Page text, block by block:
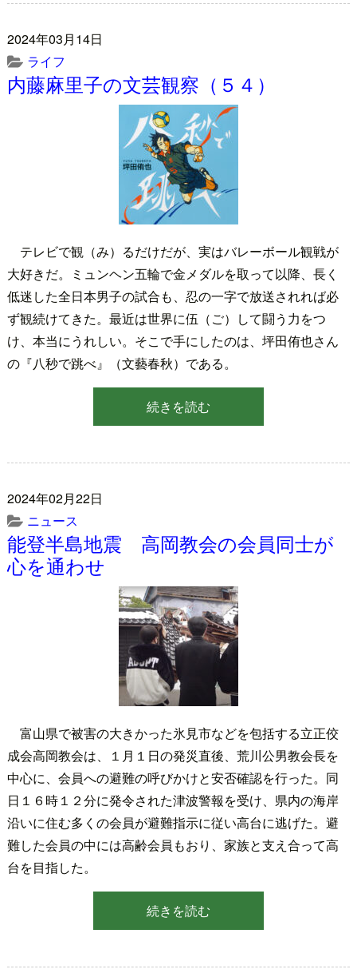
2024年03月14日
ライフ
内藤麻里子の文芸観察（５４）
テレビで観（み）るだけだが、実はバレーボール観戦が
大好きだ。ミュンヘン五輪で金メダルを取って以降、長く
低迷した全日本男子の試合も、忍の一字で放送されれば必
ず観続けてきた。最近は世界に伍（ご）して闘う力をつ
け、本当にうれしい。そこで手にしたのは、坪田侑也さん
の『八秒で跳べ』（文藝春秋）である。
続きを読む
2024年02月22日
ニュース
能登半島地震 高岡教会の会員同士が
心を通わせ
富山県で被害の大きかった氷見市などを包括する立正佼
成会高岡教会は、１月１日の発災直後、荒川公男教会長を
中心に、会員への避難の呼びかけと安否確認を行った。同
日１６時１２分に発令された津波警報を受け、県内の海岸
沿いに住む多くの会員が避難指示に従い高台に逃げた。避
難した会員の中には高齢会員もおり、家族と支え合って高
台を目指した。
続きを読む